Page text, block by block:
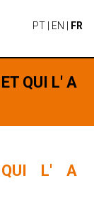
PT| EN FR
QUI L' A
QUI L' A